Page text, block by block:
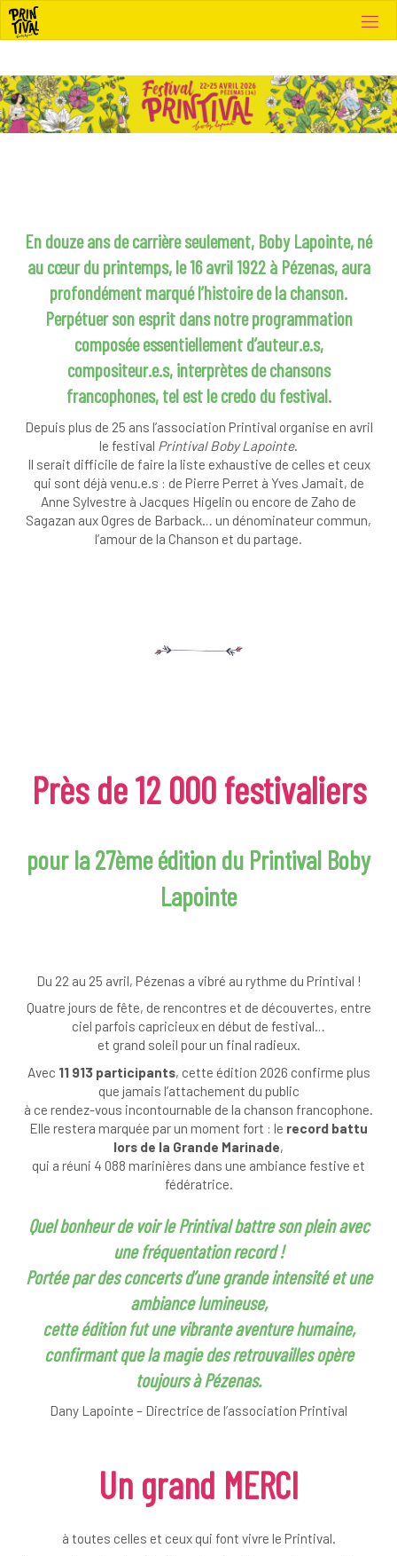
Skip
content
En douze ans de carrière seulement, Boby Lapointe, né
au cœur du printemps, le 16 avril 1922 à Pézenas, aura
profondément marqué l’histoire de la chanson.
Perpétuer son esprit dans notre programmation
composée essentiellement d’auteur.e.s,
compositeur.e.s, interprètes de chansons
francophones, tel est le credo du festival.
Depuis plus de 25 ans l’association Printival organise en avril
le festival Printival Boby Lapointe.
Il serait difficile de faire la liste exhaustive de celles et ceux
qui sont déjà venu.e.s : de Pierre Perret à Yves Jamait, de
Anne Sylvestre à Jacques Higelin ou encore de Zaho de
Sagazan aux Ogres de Barback… un dénominateur commun,
l’amour de la Chanson et du partage.
Près de 12 000 festivaliers
pour la 27ème édition du Printival Boby
Lapointe
Du 22 au 25 avril, Pézenas a vibré au rythme du Printival !
Quatre jours de fête, de rencontres et de découvertes, entre
ciel parfois capricieux en début de festival…
et grand soleil pour un final radieux.
Avec 11 913 participants, cette édition 2026 confirme plus
que jamais l’attachement du public
à ce rendez-vous incontournable de la chanson francophone.
Elle restera marquée par un moment fort : le record battu
lors de la Grande Marinade,
qui a réuni 4 088 marinières dans une ambiance festive et
fédératrice.
Quel bonheur de voir le Printival battre son plein avec
une fréquentation record !
Portée par des concerts d’une grande intensité et une
ambiance lumineuse,
cette édition fut une vibrante aventure humaine,
confirmant que la magie des retrouvailles opère
toujours à Pézenas.
Dany Lapointe – Directrice de l’association Printival
Un grand MERCI
à toutes celles et ceux qui font vivre le Printival.